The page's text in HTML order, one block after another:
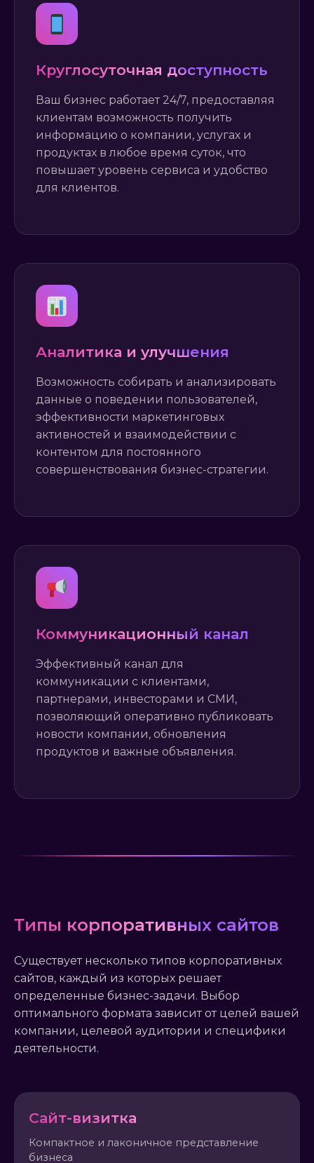
Круглосуточная доступность
Ваш бизнес работает 24/7, предоставляя
клиентам возможность получить
информацию о компании, услугах и
продуктах в любое время суток, что
повышает уровень сервиса и удобство
для клиентов.
Аналитика и улучшения
Возможность собирать и анализировать
данные о поведении пользователей,
эффективности маркетинговых
активностей и взаимодействии с
контентом для постоянного
совершенствования бизнес-стратегии.
Коммуникационный канал
Эффективный канал для
коммуникации с клиентами,
партнерами, инвесторами и СМИ,
позволяющий оперативно публиковать
новости компании, обновления
продуктов и важные объявления.
Типы корпоративных сайтов
Существует несколько типов корпоративных
сайтов, каждый из которых решает
определенные бизнес-задачи. Выбор
оптимального формата зависит от целей вашей
компании, целевой аудитории и специфики
деятельности.
Сайт-визитка
Компактное и лаконичное представление
бизнеса